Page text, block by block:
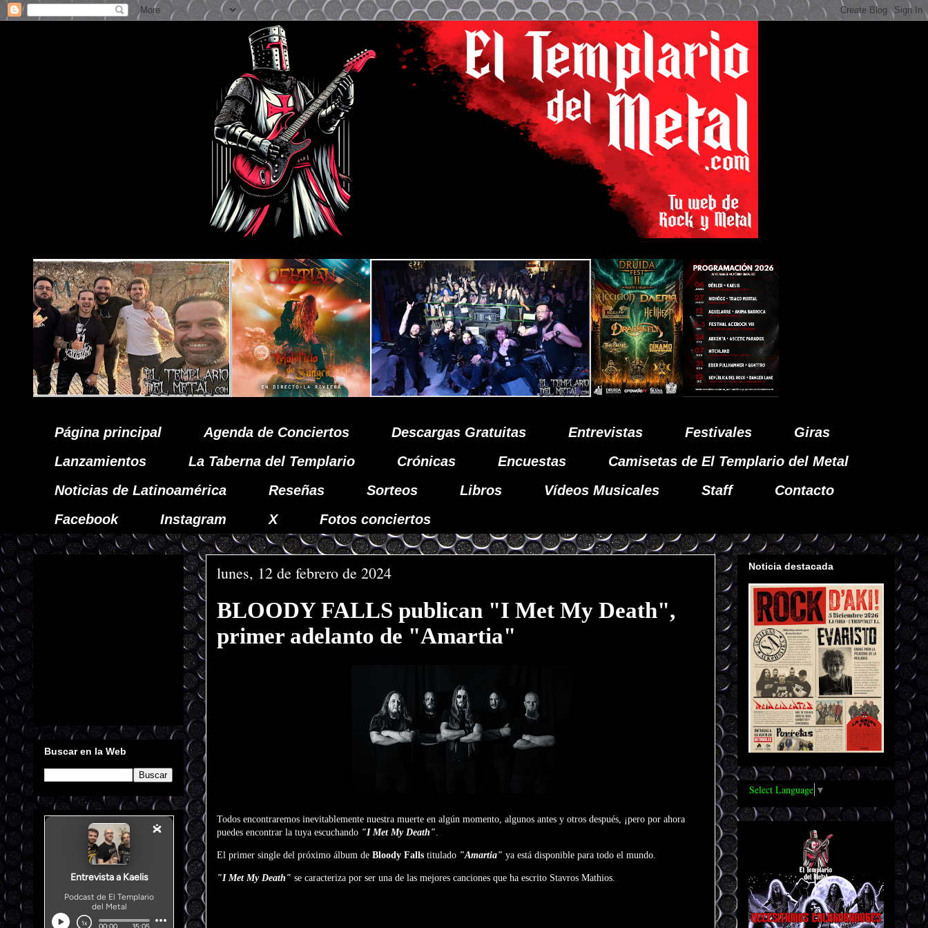
Página principal Agenda de Conciertos Descargas Gratuitas Entrevistas Festivales
Giras
Lanzamientos
La Taberna del Templario Crónicas Encuestas
Camisetas de El Templario del Metal
Noticias de Latinoamérica
Reseñas Sorteos Libros Vídeos Musicales Staff
Contacto
Facebook
Instagram X Fotos conciertos
lunes, 12 de febrero de 2024
BLOODY FALLS publican "I Met My Death",
primer adelanto de "Amartia"
Todos encontraremos inevitablemente nuestra muerte en algún momento, algunos antes y otros después, ¡pero por ahora
puedes encontrar la tuya escuchando "I Met My Death".
El primer single del próximo álbum de Bloody Falls titulado "Amartia" ya está disponible para todo el mundo.
"I Met My Death" se caracteriza por ser una de las mejores canciones que ha escrito Stavros Mathios.
Buscar en la Web
Noticia destacada
Select Language ▼